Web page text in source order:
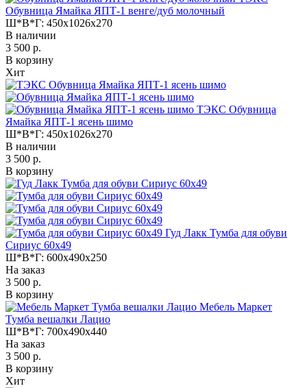
Обувница Ямайка ЯПТ-1 венге/дуб молочный
Ш*В*Г: 450x1026x270
В наличии
3 500 р.
В корзину
Хит
ТЭКС Обувница
Ямайка ЯПТ-1 ясень шимо
Ш*В*Г: 450x1026x270
В наличии
3 500 р.
В корзину
Гуд Лакк Тумба для обуви
Сириус 60х49
Ш*В*Г: 600x490x250
На заказ
3 500 р.
В корзину
Мебель Маркет
Тумба вешалки Лацио
Ш*В*Г: 700x490x440
На заказ
3 500 р.
В корзину
Хит